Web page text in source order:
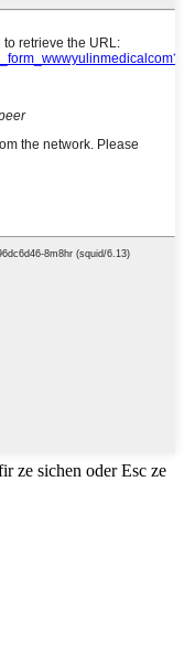
ze sichen oder Esc ze